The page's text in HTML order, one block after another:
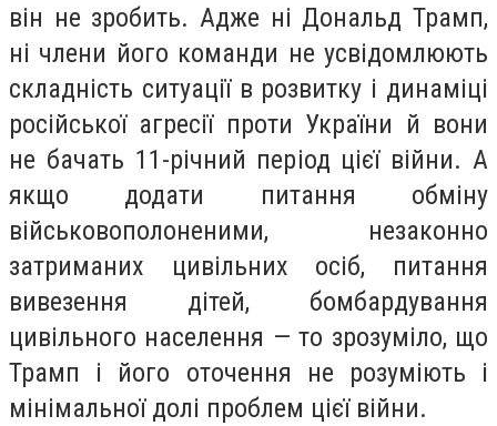
він не зробить. Адже ні Дональд Трамп,
ні члени його команди не усвідомлюють
складність ситуації в розвитку і динаміці
російської агресії проти України й вони
не бачать 11-річний період цієї війни. А
якщо додати питання обміну
військовополоненими, незаконно
затриманих цивільних осіб, питання
вивезення дітей, бомбардування
цивільного населення — то зрозуміло, що
Трамп і його оточення не розуміють і
мінімальної долі проблем цієї війни.